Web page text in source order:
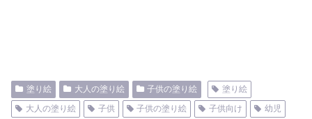
塗り絵 大人の塗り絵 子供の塗り絵
塗り絵
大人の塗り絵
子供 子供の塗り絵 子供向け
幼児